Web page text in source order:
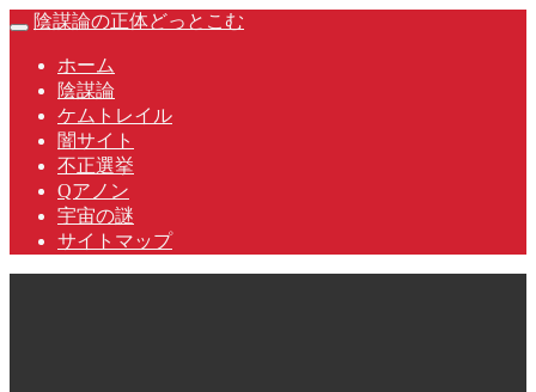
Skip
content
Toggle
陰謀論の正体どっとこむ
ホーム
陰謀論
ケムトレイル
闇サイト
不正選挙
Qアノン
宇宙の謎
サイトマップ